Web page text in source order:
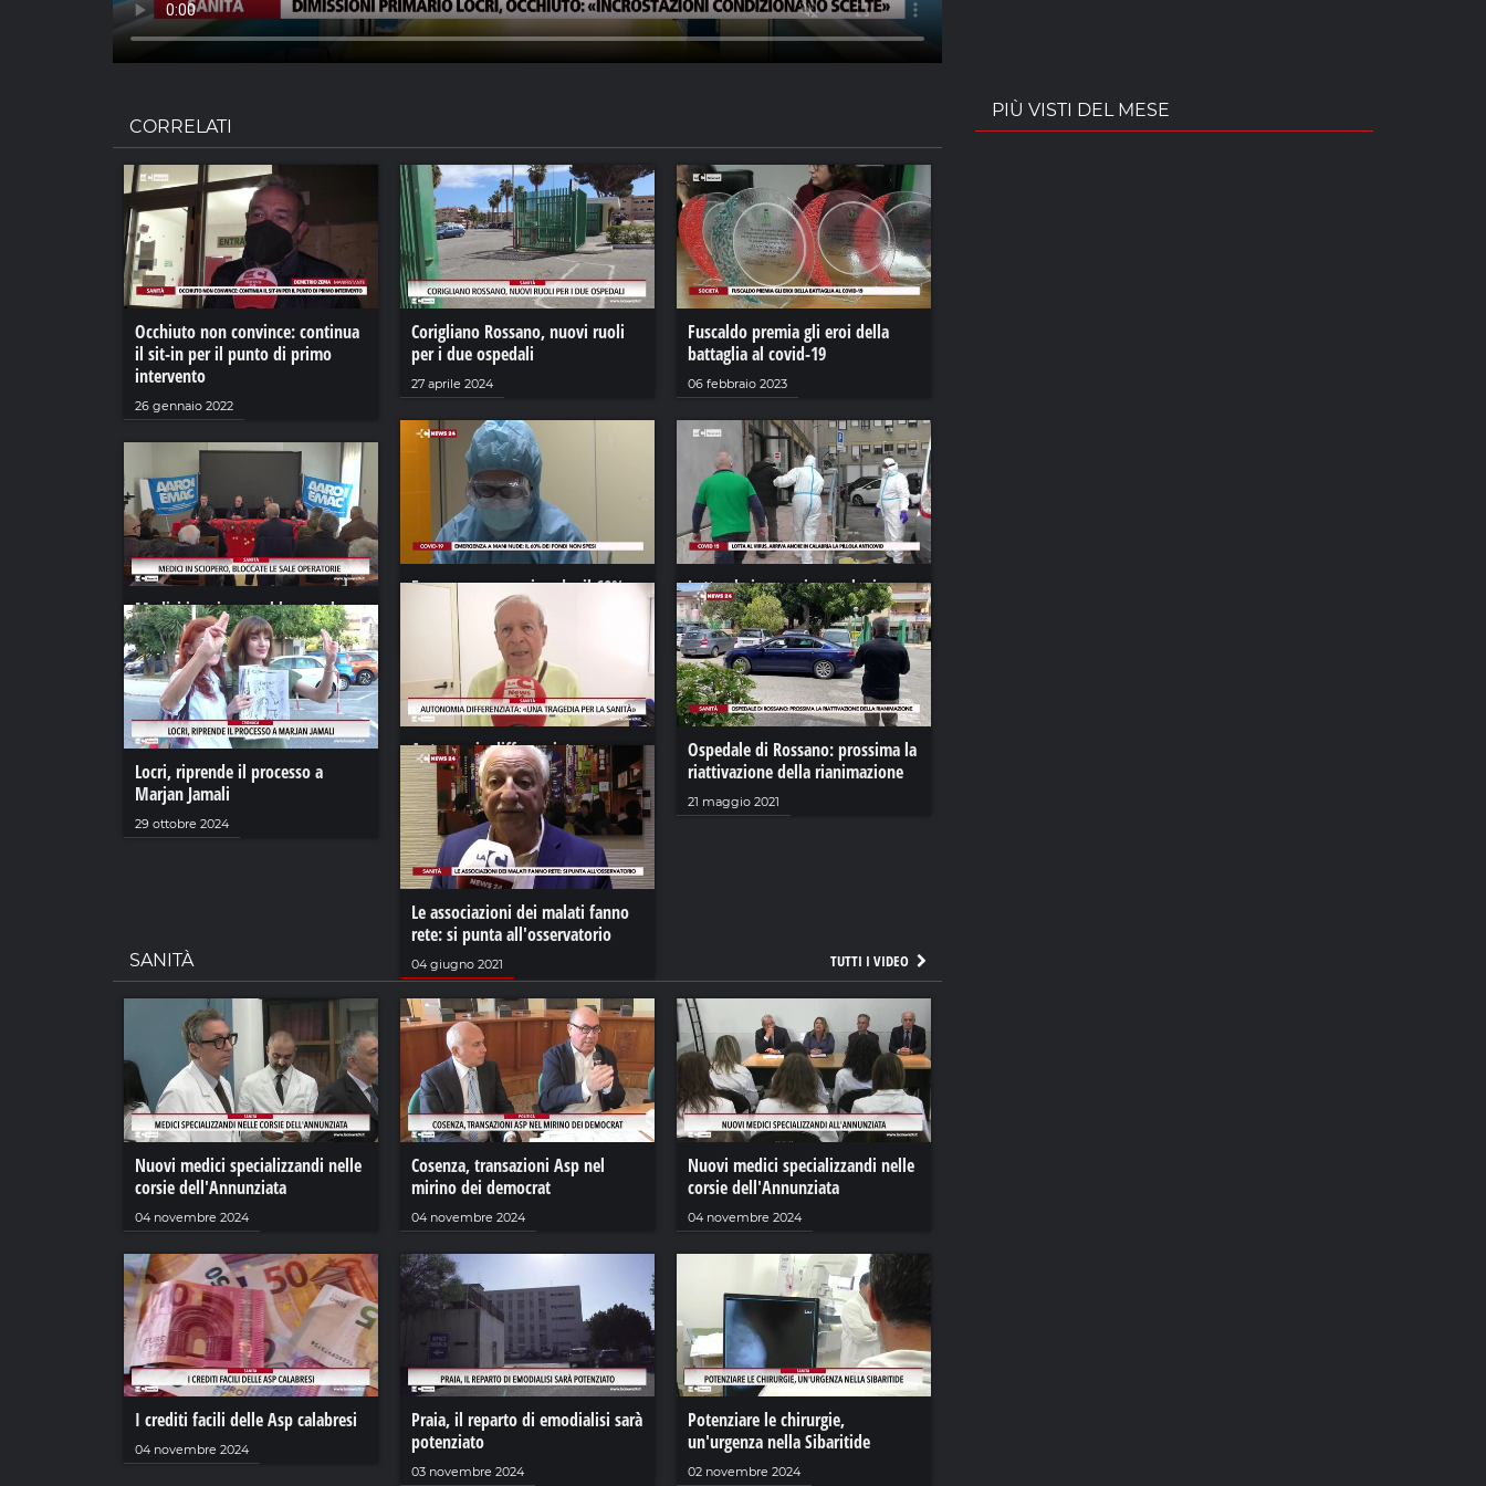
CORRELATI
Occhiuto non convince: continua
il sit-in per il punto di primo
intervento
26 gennaio 2022
Corigliano Rossano, nuovi ruoli
per i due ospedali
27 aprile 2024
Fuscaldo premia gli eroi della
battaglia al covid-19
06 febbraio 2023
Emergenza a mani nude: il 60%
dei fondi non spesi
01 giugno 2021
Lotta al virus, arriva anche in
Calabria la pillola anticovid
13 gennaio 2022
Medici in sciopero, bloccate le
sale operatorie
18 dicembre 2023
Autonomia differenziata «una
tragedia per la sanità»
03 luglio 2024
Ospedale di Rossano: prossima la
riattivazione della rianimazione
21 maggio 2021
Locri, riprende il processo a
Marjan Jamali
29 ottobre 2024
Le associazioni dei malati fanno
rete: si punta all'osservatorio
04 giugno 2021 TUTTI I VIDEO
SANITÀ
Nuovi medici specializzandi nelle
corsie dell'Annunziata
04 novembre 2024
Cosenza, transazioni Asp nel
mirino dei democrat
04 novembre 2024
Nuovi medici specializzandi nelle
corsie dell'Annunziata
04 novembre 2024
I crediti facili delle Asp calabresi
04 novembre 2024
Praia, il reparto di emodialisi sarà
potenziato
03 novembre 2024
Potenziare le chirurgie,
un'urgenza nella Sibaritide
02 novembre 2024
PIÙ VISTI DEL MESE